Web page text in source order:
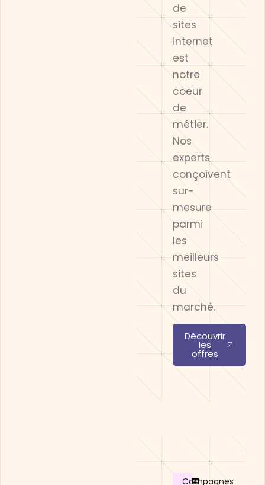
de
sites
internet
est
notre
coeur
de
métier.
Nos
experts
conçoivent
sur-
mesure
parmi
les
meilleurs
sites
du
marché.
Découvrir
les
offres
Campagnes